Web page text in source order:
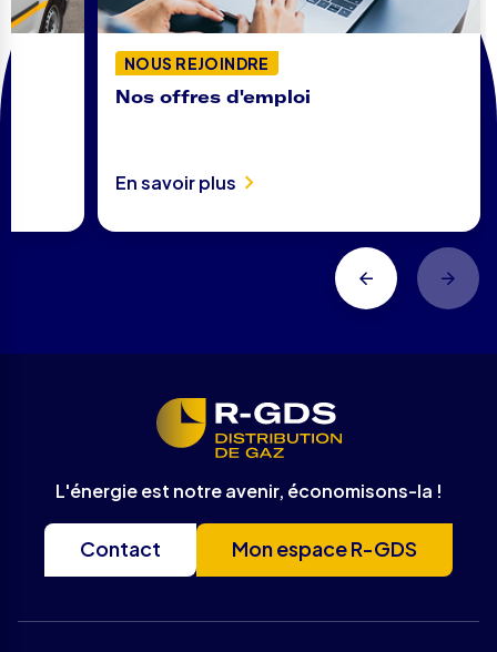
NOUS REJOINDRE
Nos offres d'emploi
En savoir plus
L'énergie est notre avenir, économisons-la !
Contact Mon espace R-GDS